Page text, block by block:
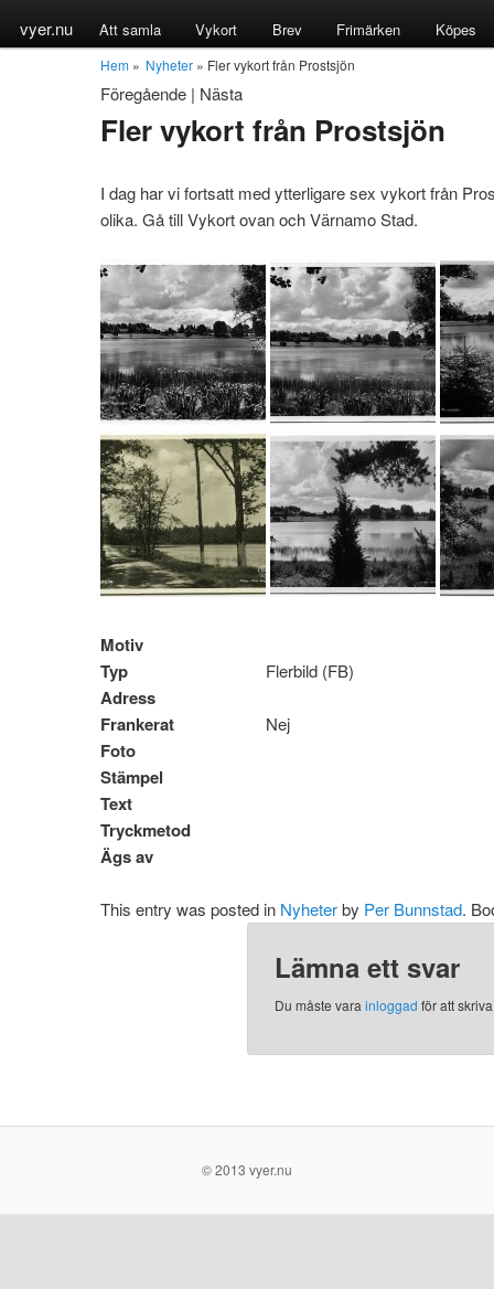
vyer.nu Att samla Vykort Brev Frimärken Köpes
Hem » Nyheter » Fler vykort från Prostsjön
Föregående | Nästa
Fler vykort från Prostsjön
I dag har vi fortsatt med ytterligare sex vykort från
olika. Gå till Vykort ovan och Värnamo Stad.
Motiv
Typ
Flerbild (FB)
Adress
Frankerat
Nej
Foto
Stämpel
Text
Tryckmetod
Ägs av
This entry was posted in Nyheterby Per Bunnstad.
Lämna ett svar
Du måste varainloggad för att
© 2013 vyer.nu